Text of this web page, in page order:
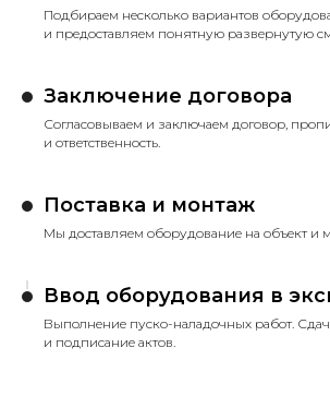
Подбираем несколько вариантов
и предоставляем понятную развернутую
Заключение договора
Согласовываем и заключаем договор,
и ответственность.
Поставка и монтаж
Мы доставляем оборудование на объект и
Ввод оборудования в
Выполнение пуско-наладочных работ.
и подписание актов.